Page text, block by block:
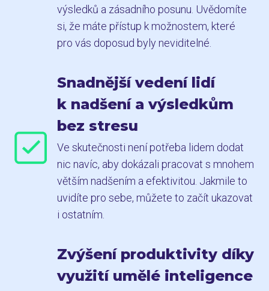
výsledků a zásadního posunu. Uvědomíte
si, že máte přístup k možnostem, které
pro vás doposud byly neviditelné.
Snadnější vedení lidí
k nadšení a výsledkům
bez stresu
Ve skutečnosti není potřeba lidem dodat
nic navíc, aby dokázali pracovat s mnohem
větším nadšením a efektivitou. Jakmile to
uvidíte pro sebe, můžete to začít ukazovat
i ostatním.
Zvýšení produktivity díky
využití umělé inteligence